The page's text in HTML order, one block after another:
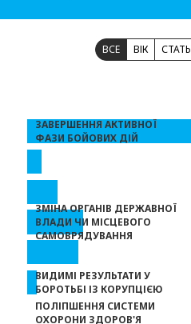
ВСЕ ВІК СТАТЬ
ЗАВЕРШЕННЯ АКТИВНОЇ
ФАЗИ БОЙОВИХ ДІЙ
ЗМІНА ОРГАНІВ ДЕРЖАВНОЇ
ВЛАДИ ЧИ МІСЦЕВОГО
САМОВРЯДУВАННЯ
ВИДИМІ РЕЗУЛЬТАТИ У
БОРОТЬБІ ІЗ КОРУПЦІЄЮ
ПОЛІПШЕННЯ СИСТЕМИ
ОХОРОНИ ЗДОРОВ'Я